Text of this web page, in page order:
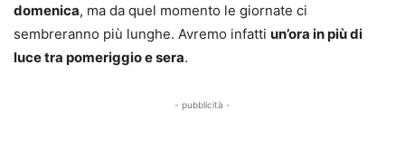
domenica, ma da quel momento le giornate ci
sembreranno più lunghe. Avremo infatti un’ora in più di
luce tra pomeriggio e sera.
- pubblicità -